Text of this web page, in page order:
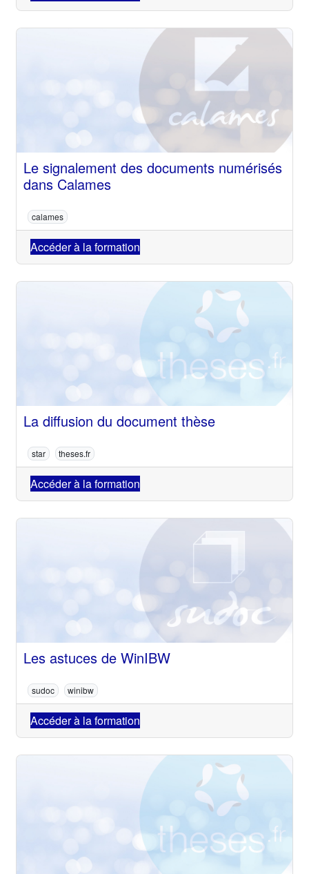
Le signalement des documents numérisés
dans Calames
calames
Accéder à la formation
La diffusion du document thèse
star theses.fr
Accéder à la formation
Les astuces de WinIBW
sudoc winibw
Accéder à la formation